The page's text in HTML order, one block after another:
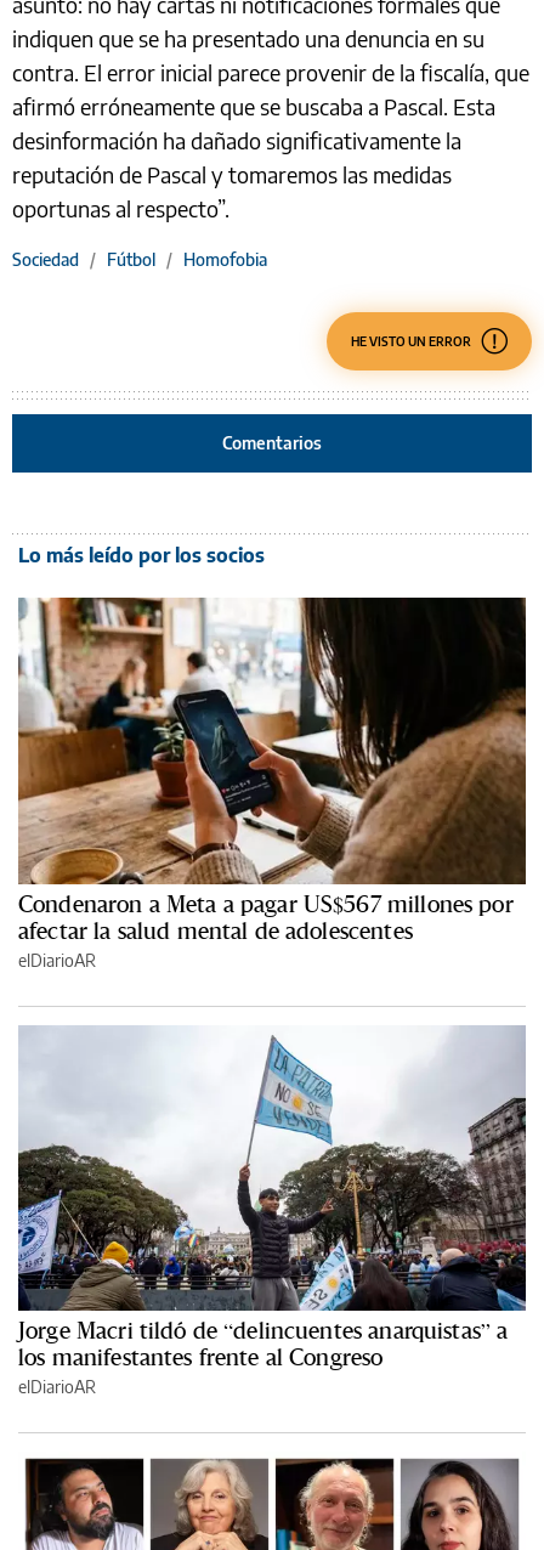
indiquen que se ha presentado una denuncia en su
contra. El error inicial parece provenir de la fiscalía, que
afirmó erróneamente que se buscaba a Pascal. Esta
desinformación ha dañado significativamente la
reputación de Pascal y tomaremos las medidas
oportunas al respecto”.
Sociedad / Fútbol / Homofobia
HE VISTO UN ERROR
Comentarios
Lo más leído por los socios
Condenaron a Meta a pagar US$567 millones por
afectar la salud mental de adolescentes
elDiarioAR
Jorge Macri tildó de “delincuentes anarquistas” a
los manifestantes frente al Congreso
elDiarioAR